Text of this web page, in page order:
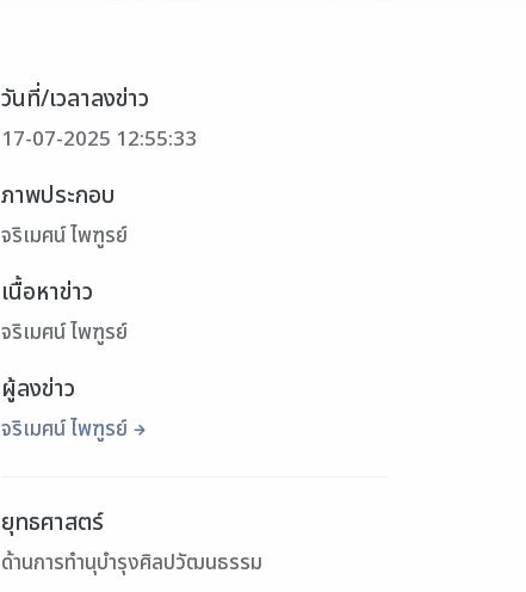
วันที่/เวลาลงข่าว
17-07-2025 12:55:33
ภาพประกอบ
จริเมศน์ ไพฑูรย์
เนื้อหาข่าว
จริเมศน์ ไพฑูรย์
ผู้ลงข่าว
จริเมศน์ ไพฑูรย์
ยุทธศาสตร์
ด้านการทำนุบำรุงศิลปวัฒนธรรม